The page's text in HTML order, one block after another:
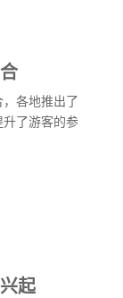
各地推出了
了游客的参
起